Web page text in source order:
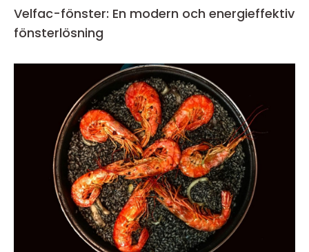
Velfac-fönster: En modern och energieffektiv
fönsterlösning